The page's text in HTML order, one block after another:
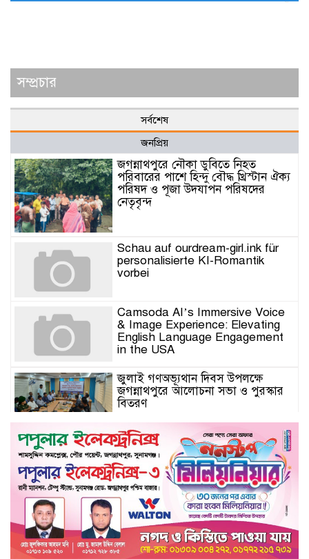
সম্প্রচার
সর্বশেষ
জনপ্রিয়
জগন্নাথপুরে নৌকা ডুবিতে নিহত
পরিবারের পাশে হিন্দু বৌদ্ধ খ্রিস্টান ঐক্য
পরিষদ ও পূজা উদযাপন পরিষদের
নেতৃবৃন্দ
Schau auf ourdream-girl.ink für
personalisierte KI-Romantik
vorbei
Camsoda AI’s Immersive Voice
& Image Experience: Elevating
English Language Engagement
in the USA
জুলাই গণঅভ্যূথান দিবস উপলক্ষে
জগন্নাথপুরে আলোচনা সভা ও পুরস্কার
বিতরণ
যুক্তরাজ্যে মতবিনিময়সভায় এমপি
কয়ছর এম আহমেদ: জগন্নাথপুর-
শান্তিগঞ্জ আর কখনো অবহেলিত থাকবে
না
Come l’AI in Conversazione
Golove Mantiene Risposte
Naturali e Rapide